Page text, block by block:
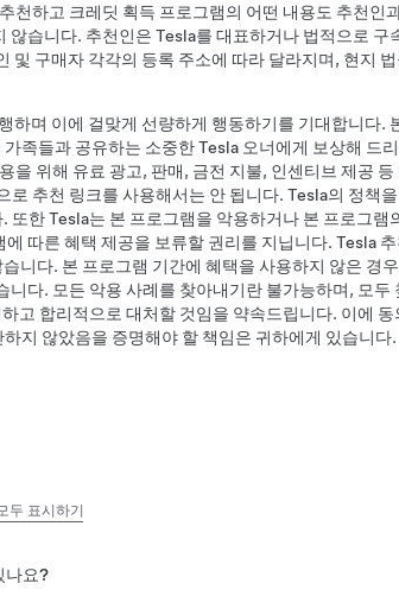
천하고 크레딧 획득 프로그램의 어떤 내용도 추천인
않습니다. 추천인은 Tesla를 대표하거나 법적으로 구
및 구매자 각각의 등록 주소에 따라 달라지며, 현지
하며 이에 걸맞게 선량하게 행동하기를 기대합니다.
족들과 공유하는 소중한 Tesla 오너에게 보상해 드
을 위해 유료 광고, 판매, 금전 지불, 인센티브 제공 등
로 추천 링크를 사용해서는 안 됩니다. Tesla의 정책
또한 Tesla는 본 프로그램을 악용하거나 본 프로그램
따른 혜택 제공을 보류할 권리를 지닙니다. Tesla
니다. 본 프로그램 기간에 혜택을 사용하지 않은 경
니다. 모든 악용 사례를 찾아내기란 불가능하며, 모두
고 합리적으로 대처할 것임을 약속드립니다. 이에
지 않았음을 증명해야 할 책임은 귀하에게 있습니다.
두 표시하기
나요?